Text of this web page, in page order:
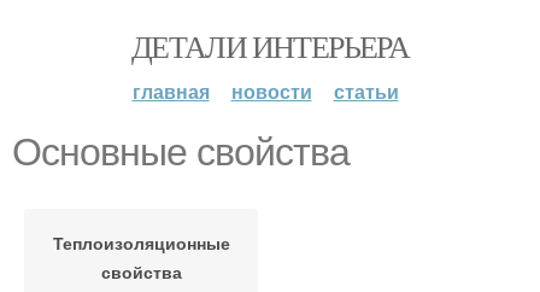
ДЕТАЛИ ИНТЕРЬЕРА
главная новости статьи
Основные свойства
Теплоизоляционные
свойства